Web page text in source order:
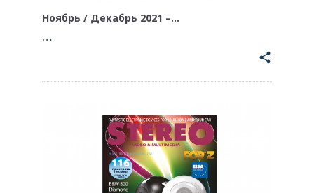
Ноябрь / Декабрь 2021 –…
…
share